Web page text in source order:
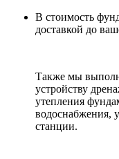
В стоимость
доставкой до
Также мы
устройству
утепления
водоснабжения,
станции.